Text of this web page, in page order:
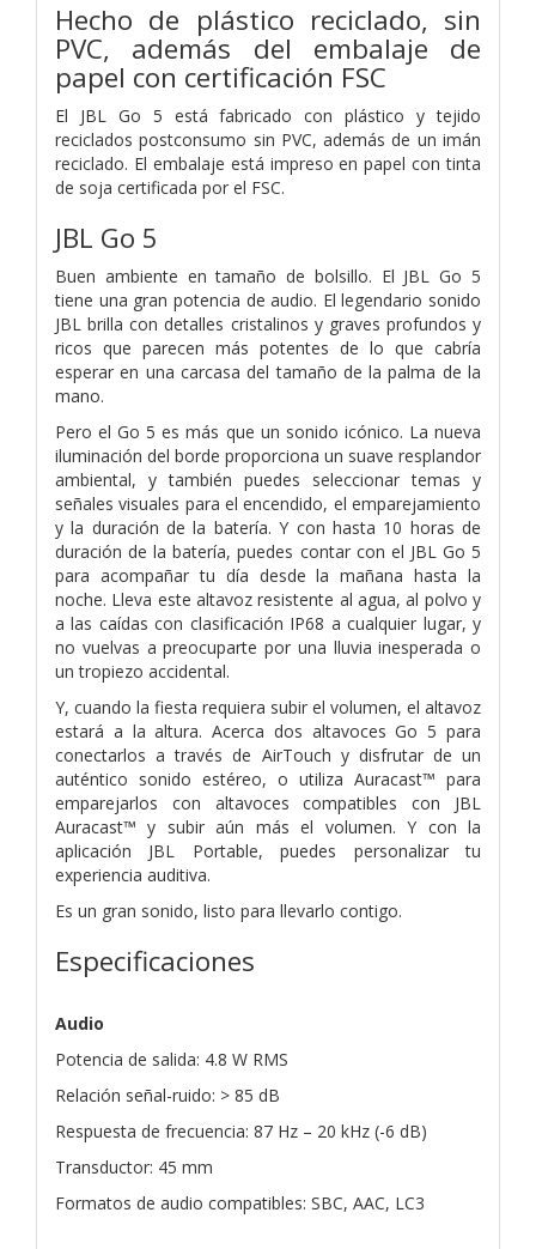
Hecho de plástico reciclado, sin
PVC, además del embalaje de
papel con certificación FSC
El JBL Go 5 está fabricado con plástico y tejido
reciclados postconsumo sin PVC, además de un imán
reciclado. El embalaje está impreso en papel con tinta
de soja certificada por el FSC.
JBL Go 5
Buen ambiente en tamaño de bolsillo. El JBL Go 5
tiene una gran potencia de audio. El legendario sonido
JBL brilla con detalles cristalinos y graves profundos y
ricos que parecen más potentes de lo que cabría
esperar en una carcasa del tamaño de la palma de la
mano.
Pero el Go 5 es más que un sonido icónico. La nueva
iluminación del borde proporciona un suave resplandor
ambiental, y también puedes seleccionar temas y
señales visuales para el encendido, el emparejamiento
y la duración de la batería. Y con hasta 10 horas de
duración de la batería, puedes contar con el JBL Go 5
para acompañar tu día desde la mañana hasta la
noche. Lleva este altavoz resistente al agua, al polvo y
a las caídas con clasificación IP68 a cualquier lugar, y
no vuelvas a preocuparte por una lluvia inesperada o
un tropiezo accidental.
Y, cuando la fiesta requiera subir el volumen, el altavoz
estará a la altura. Acerca dos altavoces Go 5 para
conectarlos a través de AirTouch y disfrutar de un
auténtico sonido estéreo, o utiliza Auracast™ para
emparejarlos con altavoces compatibles con JBL
Auracast™ y subir aún más el volumen. Y con la
aplicación JBL Portable, puedes personalizar tu
experiencia auditiva.
Es un gran sonido, listo para llevarlo contigo.
Especificaciones
Audio
Potencia de salida: 4.8 W RMS
Relación señal-ruido: > 85 dB
Respuesta de frecuencia: 87 Hz – 20 kHz (-6 dB)
Transductor: 45 mm
Formatos de audio compatibles: SBC, AAC, LC3